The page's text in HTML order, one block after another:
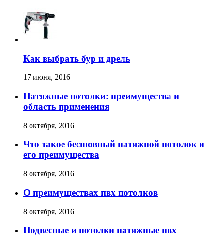
Как выбрать бур и дрель
17 июня, 2016
Натяжные потолки: преимущества и
область применения
8 октября, 2016
Что такое бесшовный натяжной потолок и
его преимущества
8 октября, 2016
О преимуществах пвх потолков
8 октября, 2016
Подвесные и потолки натяжные пвх